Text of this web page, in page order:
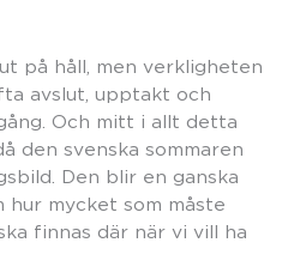
på håll, men verkligheten
avslut, upptakt och
Och mitt i allt detta
den svenska sommaren
Den blir en ganska
hur mycket som måste
finnas där när vi vill ha